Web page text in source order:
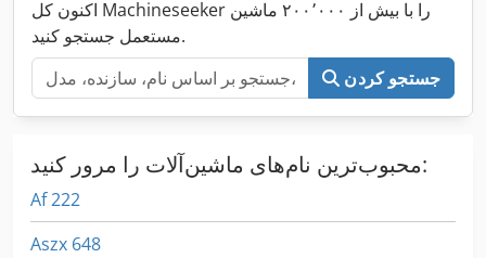
اکنون کل Machineseeker را با بیش از ۲۰۰٬۰۰۰ ماشین
مستعمل جستجو کنید.
جستجو کردن
محبوب‌ترین نام‌های ماشین‌آلات را مرور کنید:
Af 222
Aszx 648